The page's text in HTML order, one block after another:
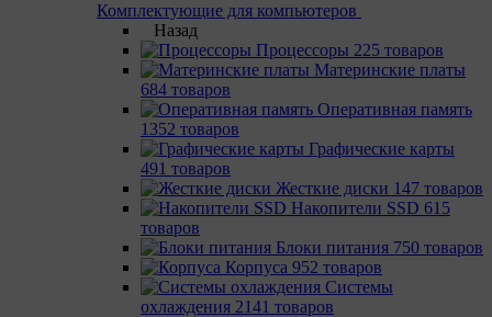
Комплектующие для компьютеров
Назад
Процессоры 225 товаров
Материнcкие платы
684 товаров
Оперативная память
1352 товаров
Графические карты
491 товаров
Жесткие диски 147 товаров
Накопители SSD 615
товаров
Блоки питания 750 товаров
Корпуса 952 товаров
Системы
охлаждения 2141 товаров